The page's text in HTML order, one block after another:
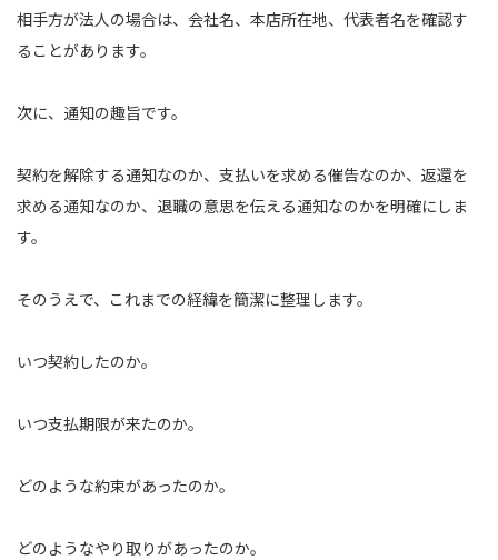
相手方が法人の場合は、会社名、本店所在地、代表者名を確認す
ることがあります。
次に、通知の趣旨です。
契約を解除する通知なのか、支払いを求める催告なのか、返還を
求める通知なのか、退職の意思を伝える通知なのかを明確にしま
す。
そのうえで、これまでの経緯を簡潔に整理します。
いつ契約したのか。
いつ支払期限が来たのか。
どのような約束があったのか。
どのようなやり取りがあったのか。